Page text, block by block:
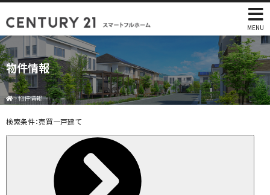
MENU
物件情報
>物件情報
検索条件：売買一戸建て